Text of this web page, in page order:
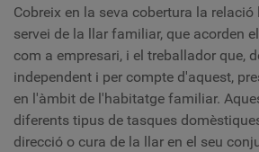
Cobreix en la seva cobertura la
servei de la llar familiar, que acorden
com a empresari, i el treballador que,
independent i per compte d'aquest,
en l'àmbit de l'habitatge familiar.
diferents tipus de tasques
direcció o cura de la llar en el seu